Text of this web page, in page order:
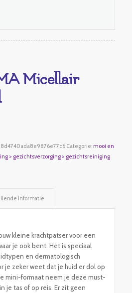
Micellair
Categorie: mooi en
> gezichtsverzorging > gezichtsreiniging
informatie
kleine krachtpatser voor een
je ook bent. Het is speciaal
en dermatologisch
je zeker weet dat je huid er dol op
mini-formaat neem je deze must-
je tas of op reis. Er zit geen